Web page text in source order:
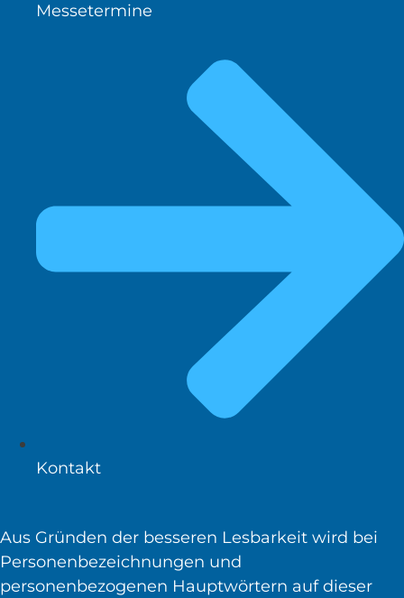
Messetermine
Kontakt
Aus Gründen der besseren Lesbarkeit wird bei
Personenbezeichnungen und
personenbezogenen Hauptwörtern auf dieser